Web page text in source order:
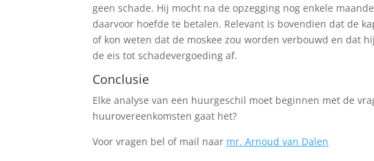
geen schade. Hij mocht na de opzegging nog enkele
daarvoor hoefde te betalen. Relevant is bovendien dat de
of kon weten dat de moskee zou worden verbouwd en dat
de eis tot schadevergoeding af.
Conclusie
Elke analyse van een huurgeschil moet beginnen met de
huurovereenkomsten gaat het?
Voor vragen bel of mail naar mr. Arnoud van Dalen